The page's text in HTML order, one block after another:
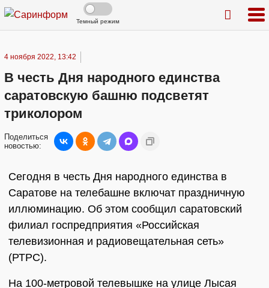
Темный режим
4 ноября 2022, 13:42
В честь Дня народного единства
саратовскую башню подсветят
триколором
Поделиться
новостью:
Сегодня в честь Дня народного единства в
Саратове на телебашне включат праздничную
иллюминацию. Об этом сообщил саратовский
филиал госпредприятия «Российская
телевизионная и радиовещательная сеть»
(РТРС).
На 100-метровой телевышке на улице Лысая